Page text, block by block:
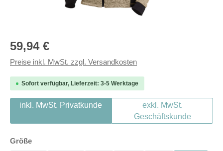
Regulärer Preis:
59,94 €
Preise inkl. MwSt. zzgl. Versandkosten
Sofort verfügbar, Lieferzeit: 3-5 Werktage
inkl. MwSt. Privatkunde
exkl. MwSt.
Geschäftskunde
Größeauswählen